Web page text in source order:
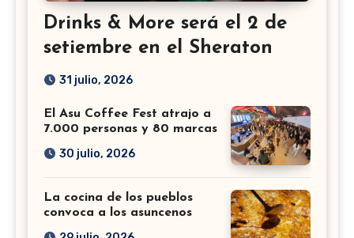
Drinks & More será el 2 de
setiembre en el Sheraton
31 julio, 2026
El Asu Coffee Fest atrajo a
7.000 personas y 80 marcas
30 julio, 2026
La cocina de los pueblos
convoca a los asuncenos